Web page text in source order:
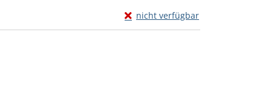
nicht verfügbar
Exemplar-Details von Lustiges
Zum Download von externem